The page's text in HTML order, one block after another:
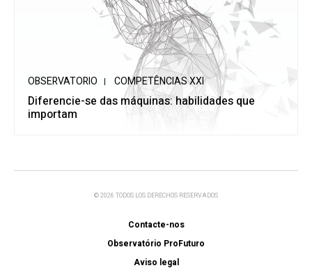
OBSERVATORIO COMPETÊNCIAS XXI
Diferencie-se das máquinas: habilidades que
importam
© 2026 TODOS LOS DERECHOS RESERVADOS
Contacte-nos
Observatório ProFuturo
Aviso legal